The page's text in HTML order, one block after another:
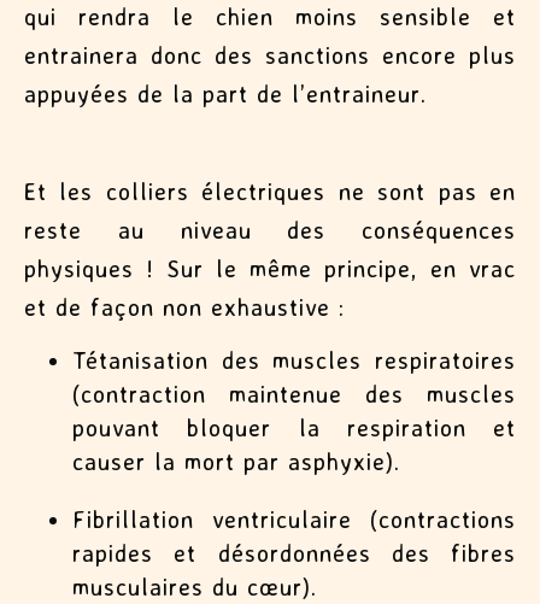
qui rendra le chien moins sensible et
entrainera donc des sanctions encore plus
appuyées de la part de l’entraineur.
Et les colliers électriques ne sont pas en
reste au niveau des conséquences
physiques ! Sur le même principe, en vrac
et de façon non exhaustive :
Tétanisation des muscles respiratoires
(contraction maintenue des muscles
pouvant bloquer la respiration et
causer la mort par asphyxie).
Fibrillation ventriculaire (contractions
rapides et désordonnées des fibres
musculaires du cœur).